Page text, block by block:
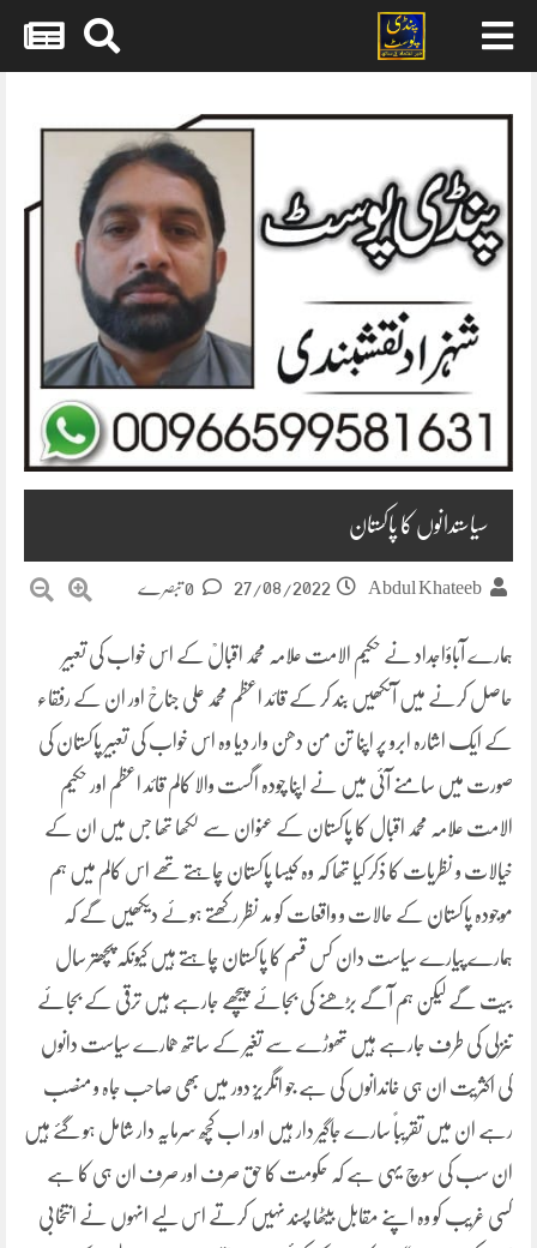
content
سیاستدانوں کا پاکستان
Abdul Khateeb
27/08/2022
ہمارے آباؤاجداد نے حکیم الامت علامہ محمد اقبالؒ کے اس خواب کی تعبیر
حاصل کرنے میں آنکھیں بند کر کے قائد اعظم محمد علی جناحؒ اور ان کے رفقاء
کے ایک اشارہ ابرو پر اپنا تن من دھن وار دیا وہ اس خواب کی تعبیر پاکستان کی
صورت میں سامنے آئی میں نے اپنا چودہ اگست والا کالم قائد اعظم اور حکیم
الامت علامہ محمد اقبال کا پاکستان کے عنوان سے لکھا تھا جس میں ان کے
خیالات و نظریات کا ذکر کیا تھا کہ وہ کیسا پاکستان چاہتے تھے اس کالم میں ہم
موجودہ پاکستان کے حالات و واقعات کو مد نظر رکھتے ہوئے دیکھیں گے کہ
ہمارے پیارے سیاست دان کس قسم کا پاکستان چاہتے ہیں کیونکہ پچھتر سال
بیت گے لیکن ہم آگے بڑھنے کی بجائے پیچھے جارہے ہیں ترقی کے بجائے
تنزلی کی طرف جارہے ہیں تھوڑے سے تغیر کے ساتھ ھمارے سیاست دانوں
کی اکثریت ان ہی خاندانوں کی ہے جو انگریز دور میں بھی صاحب جاہ و منصب
رہے ان میں تقریباً سارے جاگیر دار ہیں اور اب کچھ سرمایہ دار شامل ہو گئے ہیں
ان سب کی سوچ یہی ہے کہ حکومت کا حق صرف اور صرف ان ہی کا ہے
کسی غریب کو وہ اپنے مقابل بیٹھا پسند نہیں کرتے اس لیے انہوں نے انتخابی